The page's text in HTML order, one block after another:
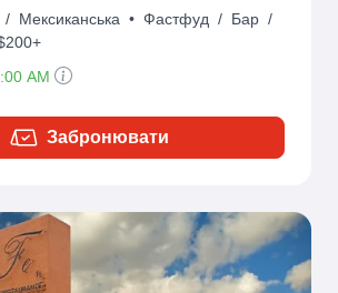
/ Мексиканська • Фастфуд / Бар /
AM
Забронювати